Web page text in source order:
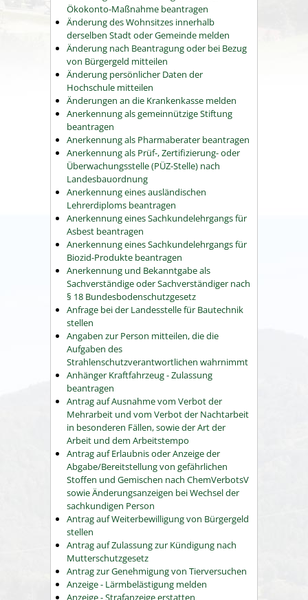
Ökokonto-Maßnahme beantragen
Änderung des Wohnsitzes innerhalb
derselben Stadt oder Gemeinde melden
Änderung nach Beantragung oder bei Bezug
von Bürgergeld mitteilen
Änderung persönlicher Daten der
Hochschule mitteilen
Änderungen an die Krankenkasse melden
Anerkennung als gemeinnützige Stiftung
beantragen
Anerkennung als Pharmaberater beantragen
Anerkennung als Prüf-, Zertifizierung- oder
Überwachungsstelle (PÜZ-Stelle) nach
Landesbauordnung
Anerkennung eines ausländischen
Lehrerdiploms beantragen
Anerkennung eines Sachkundelehrgangs für
Asbest beantragen
Anerkennung eines Sachkundelehrgangs für
Biozid-Produkte beantragen
Anerkennung und Bekanntgabe als
Sachverständige oder Sachverständiger nach
§ 18 Bundesbodenschutzgesetz
Anfrage bei der Landesstelle für Bautechnik
stellen
Angaben zur Person mitteilen, die die
Aufgaben des
Strahlenschutzverantwortlichen wahrnimmt
Anhänger Kraftfahrzeug - Zulassung
beantragen
Antrag auf Ausnahme vom Verbot der
Mehrarbeit und vom Verbot der Nachtarbeit
in besonderen Fällen, sowie der Art der
Arbeit und dem Arbeitstempo
Antrag auf Erlaubnis oder Anzeige der
Abgabe/Bereitstellung von gefährlichen
Stoffen und Gemischen nach ChemVerbotsV
sowie Änderungsanzeigen bei Wechsel der
sachkundigen Person
Antrag auf Weiterbewilligung von Bürgergeld
stellen
Antrag auf Zulassung zur Kündigung nach
Mutterschutzgesetz
Antrag zur Genehmigung von Tierversuchen
Anzeige - Lärmbelästigung melden
Anzeige - Strafanzeige erstatten